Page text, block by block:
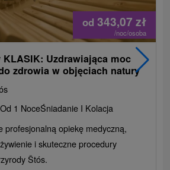
od 343,07zł
/noc/osoba
Uzdrawiająca moc
zdrowia w objęciach natury
Od 1 NoceŚniadanie I Kolacja
profesjonalną opiekę medyczną,
i skuteczne procedury
Štós.